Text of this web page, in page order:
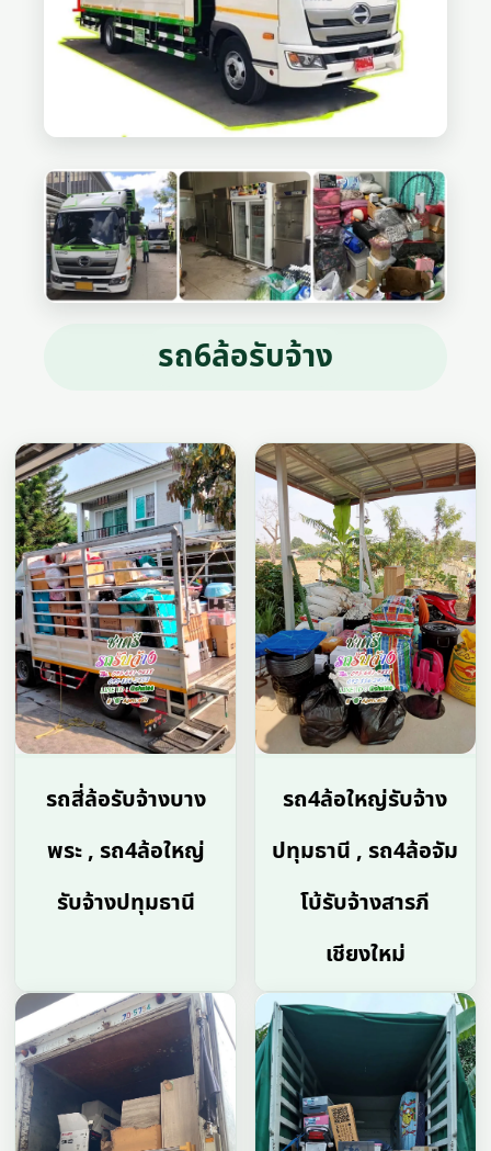
รถ6ล้อรับจ้าง
รถสี่ล้อรับจ้างบาง
พระ , รถ4ล้อใหญ่
รับจ้างปทุมธานี
รถ4ล้อใหญ่รับจ้าง
ปทุมธานี , รถ4ล้อจัม
โบ้รับจ้างสารภี
เชียงใหม่